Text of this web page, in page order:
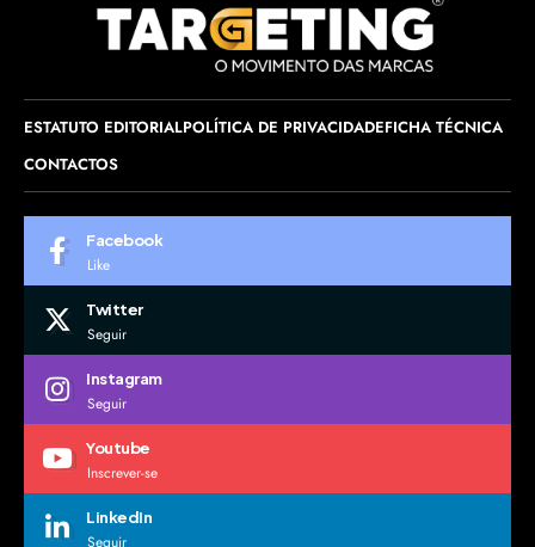
ESTATUTO EDITORIALPOLÍTICA DE PRIVACIDADEFICHA TÉCNICA
CONTACTOS
Facebook
Like
Twitter
Seguir
Instagram
Seguir
Youtube
Inscrever-se
LinkedIn
Seguir